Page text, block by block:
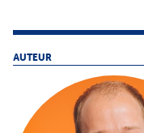
AUTEUR